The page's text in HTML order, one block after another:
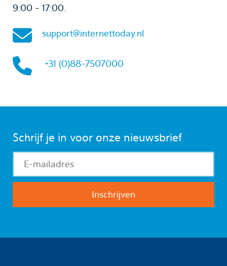
9:00 - 17:00.
support@internettoday.nl
+31 (0)88-7507000
Schrijf je in voor onze nieuwsbrief